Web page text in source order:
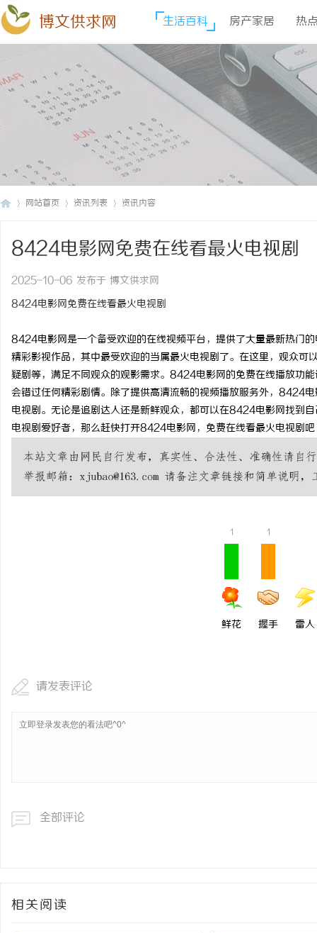
博文供求网 生活百科 房产家居 热
网站首页 资讯列表 资讯内容
8424电影网免费在线看最火电视剧
2025-10-06 发布于 博文供求网
8424电影网免费在线看最火电视剧
8424电影网是一个备受欢迎的在线视频平台，提供了大量最新热门
精彩影视作品，其中最受欢迎的当属最火电视剧了。在这里，观众
疑剧等，满足不同观众的观影需求。8424电影网的免费在线播放功
会错过任何精彩剧情。除了提供高清流畅的视频播放服务外，8424
电视剧。无论是追剧达人还是新鲜观众，都可以在8424电影网找到
电视剧爱好者，那么赶快打开8424电影网，免费在线看最火电视剧吧
1
鲜花
1
握手 雷人
请发表评论
全部评论
相关阅读